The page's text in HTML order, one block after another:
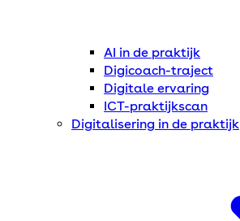
AI in de praktijk
Digicoach-traject
Digitale ervaring
ICT-praktijkscan
Digitalisering in de praktijk